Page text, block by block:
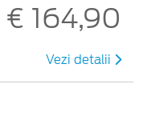
€ 164,90
Vezi detalii